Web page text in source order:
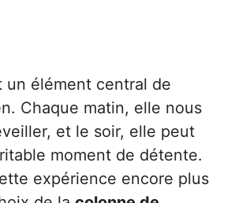
un élément central de
Chaque matin, elle nous
et le soir, elle peut
moment de détente.
expérience encore plus